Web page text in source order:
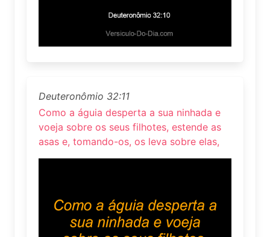
Deuteronômio 32:11
Como a águia desperta a sua ninhada e
voeja sobre os seus filhotes, estende as
asas e, tomando-os, os leva sobre elas,